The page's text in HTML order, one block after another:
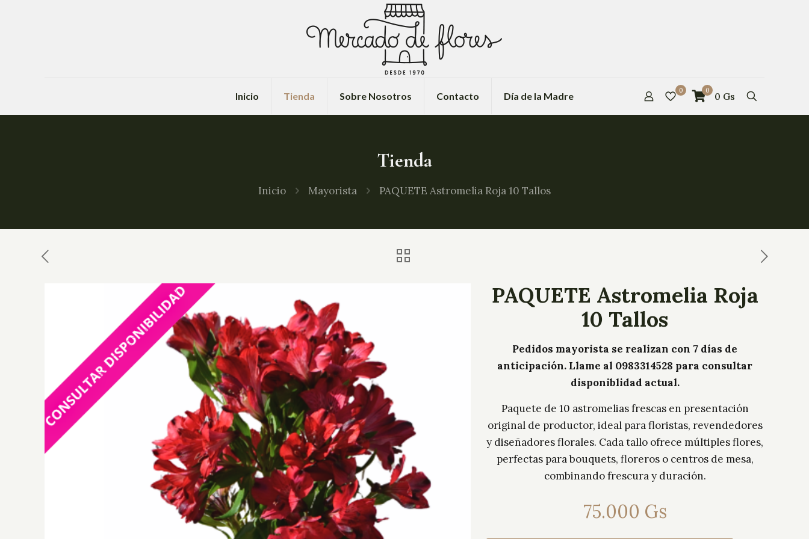
Inicio Tienda Sobre Nosotros Contacto Día de la Madre 0 0 0 Gs
Tienda
Inicio Mayorista PAQUETE Astromelia Roja 10 Tallos
PAQUETE Astromelia Roja
10 Tallos
Pedidos mayorista se realizan con 7 días de
anticipación. Llame al 0983314528 para consultar
disponiblidad actual.
Paquete de 10 astromelias frescas en presentación
original de productor, ideal para floristas, revendedores
y diseñadores florales. Cada tallo ofrece múltiples flores,
perfectas para bouquets, floreros o centros de mesa,
combinando frescura y duración.
75.000 Gs